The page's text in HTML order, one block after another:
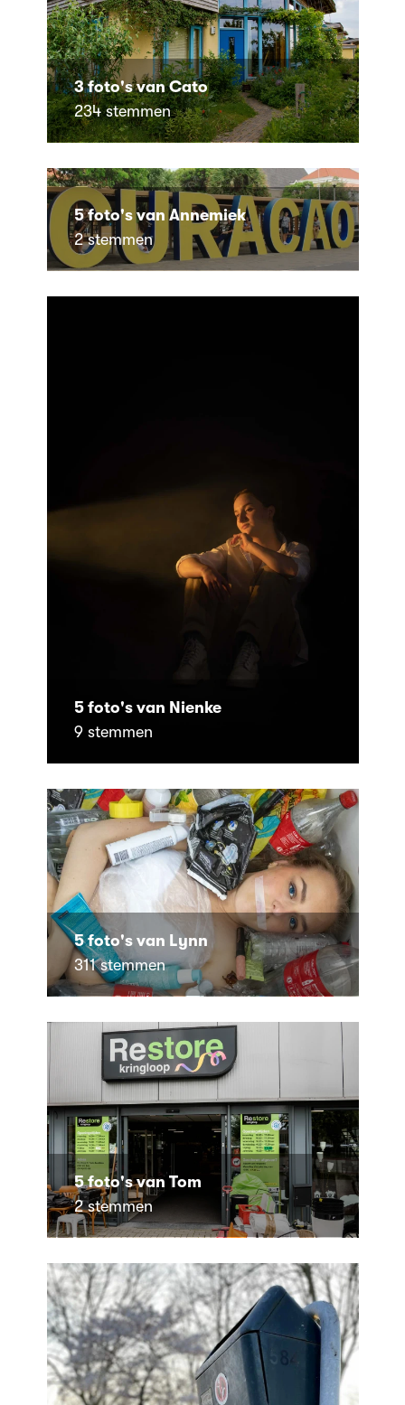
3 foto's van Cato
234 stemmen
5 foto's van Annemiek
2 stemmen
5 foto's van Nienke
9 stemmen
5 foto's van Lynn
311 stemmen
5 foto's van Tom
2 stemmen